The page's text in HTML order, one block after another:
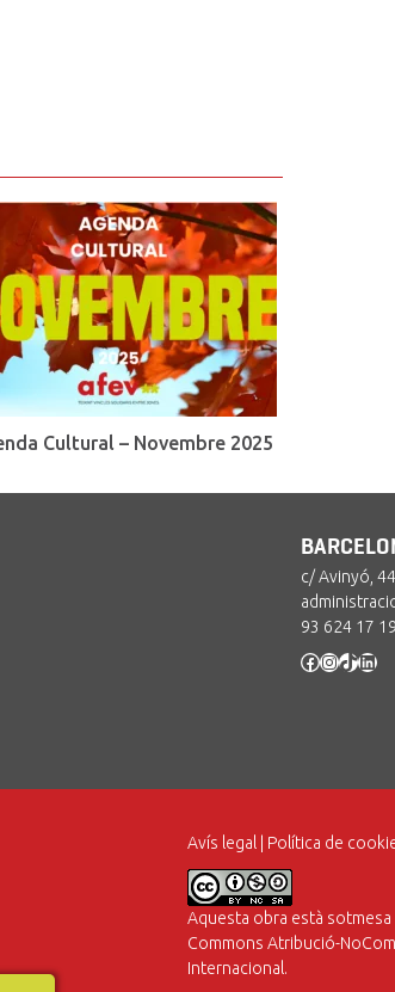
Cultural – Novembre 2025
c/ Avinyó,
93 624 17 19
Facebook
Instagram
TikTok
Avís legal Política de
Aquesta obra està sotmesa
Commons Atribució-
Internacional .